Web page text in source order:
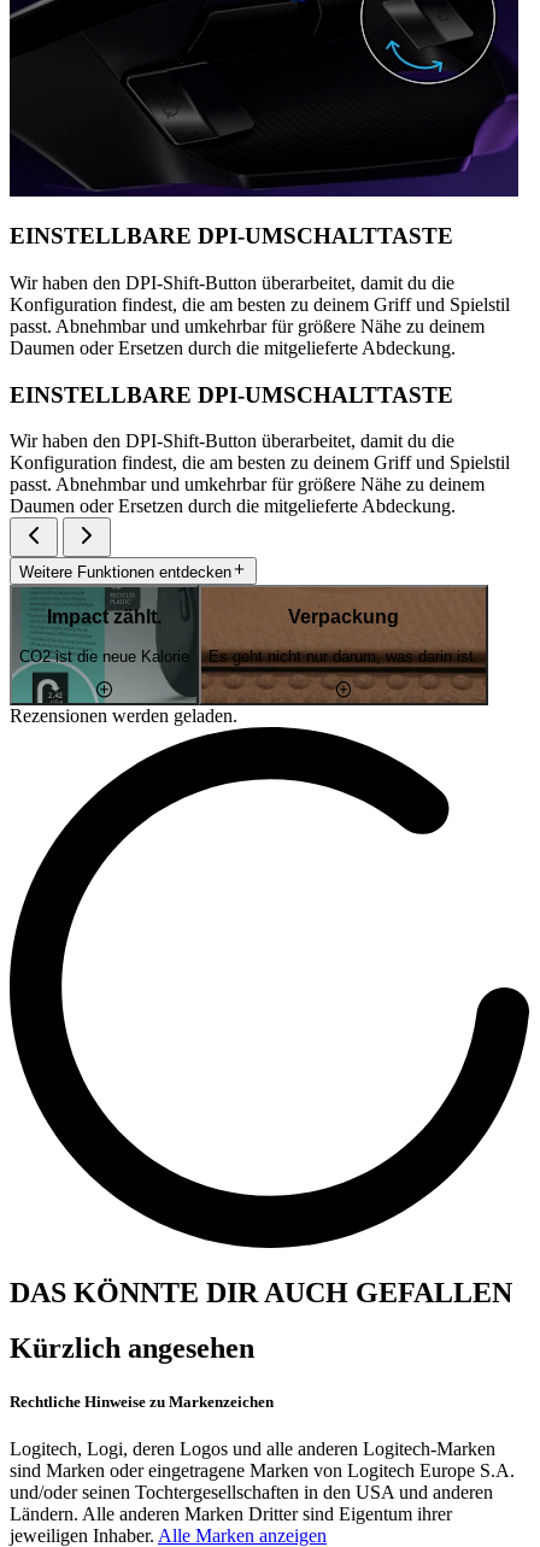
EINSTELLBARE DPI-UMSCHALTTASTE
Wir haben den DPI-Shift-Button überarbeitet, damit du die
Konfiguration findest, die am besten zu deinem Griff und Spielstil
passt. Abnehmbar und umkehrbar für größere Nähe zu deinem
Daumen oder Ersetzen durch die mitgelieferte Abdeckung.
EINSTELLBARE DPI-UMSCHALTTASTE
Wir haben den DPI-Shift-Button überarbeitet, damit du die
Konfiguration findest, die am besten zu deinem Griff und Spielstil
passt. Abnehmbar und umkehrbar für größere Nähe zu deinem
Daumen oder Ersetzen durch die mitgelieferte Abdeckung.
Weitere Funktionen entdecken
Impact zählt.
CO2 ist die neue Kalorie
Verpackung
Es geht nicht nur darum, was darin ist.
Rezensionen werden geladen.
DAS KÖNNTE DIR AUCH GEFALLEN
Kürzlich angesehen
Rechtliche Hinweise zu Markenzeichen
Logitech, Logi, deren Logos und alle anderen Logitech-Marken
sind Marken oder eingetragene Marken von Logitech Europe S.A.
und/oder seinen Tochtergesellschaften in den USA und anderen
Ländern. Alle anderen Marken Dritter sind Eigentum ihrer
jeweiligen Inhaber. Alle Marken anzeigen